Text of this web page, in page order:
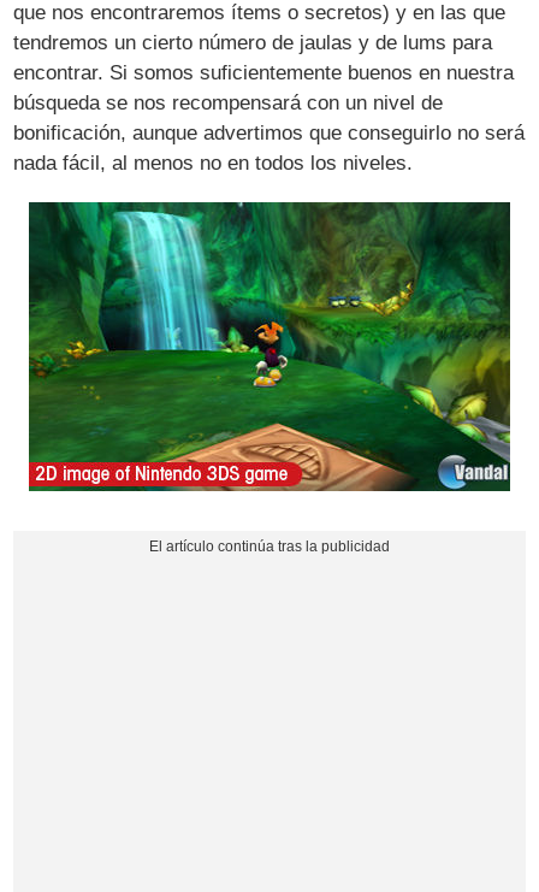
que nos encontraremos ítems o secretos) y en las que
tendremos un cierto número de jaulas y de lums para
encontrar. Si somos suficientemente buenos en nuestra
búsqueda se nos recompensará con un nivel de
bonificación, aunque advertimos que conseguirlo no será
nada fácil, al menos no en todos los niveles.